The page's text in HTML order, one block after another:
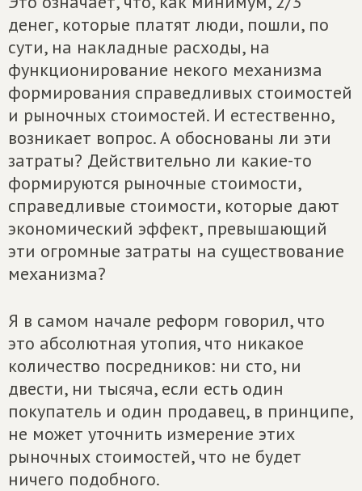
денег, которые платят люди, пошли, по
сути, на накладные расходы, на
функционирование некого механизма
формирования справедливых стоимостей
и рыночных стоимостей. И естественно,
возникает вопрос. А обоснованы ли эти
затраты? Действительно ли какие-то
формируются рыночные стоимости,
справедливые стоимости, которые дают
экономический эффект, превышающий
эти огромные затраты на существование
механизма?
Я в самом начале реформ говорил, что
это абсолютная утопия, что никакое
количество посредников: ни сто, ни
двести, ни тысяча, если есть один
покупатель и один продавец, в принципе,
не может уточнить измерение этих
рыночных стоимостей, что не будет
ничего подобного.